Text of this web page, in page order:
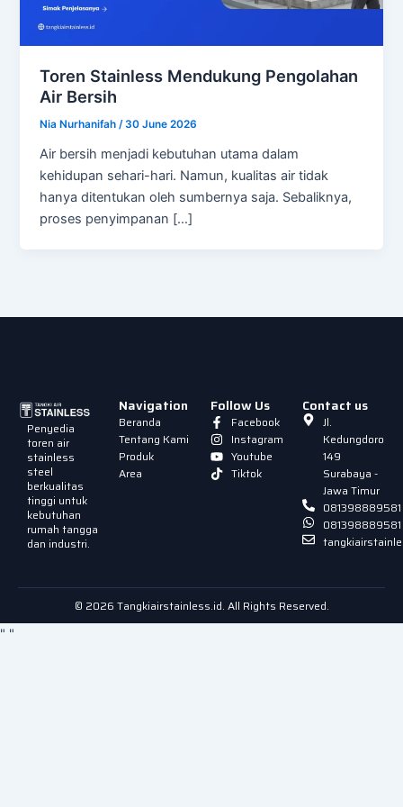
Toren Stainless Mendukung Pengolahan
Air Bersih
Nia Nurhanifah/30 June 2026
Air bersih menjadi kebutuhan utama dalam
kehidupan sehari-hari. Namun, kualitas air tidak
hanya ditentukan oleh sumbernya saja. Sebaliknya,
proses penyimpanan […]
Penyedia
toren air
stainless
steel
berkualitas
tinggi untuk
kebutuhan
rumah tangga
dan industri.
Navigation
Beranda
Tentang Kami
Produk
Area
Follow Us
Facebook
Instagram
Youtube
Tiktok
Contact us
Jl.
Kedungdoro
149
Surabaya -
Jawa Timur
081398889581
081398889581
© 2026 Tangkiairstainless.id. All Rights Reserved.
" "